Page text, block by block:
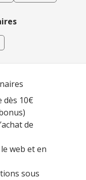
dès 10€
de
web et en
sous